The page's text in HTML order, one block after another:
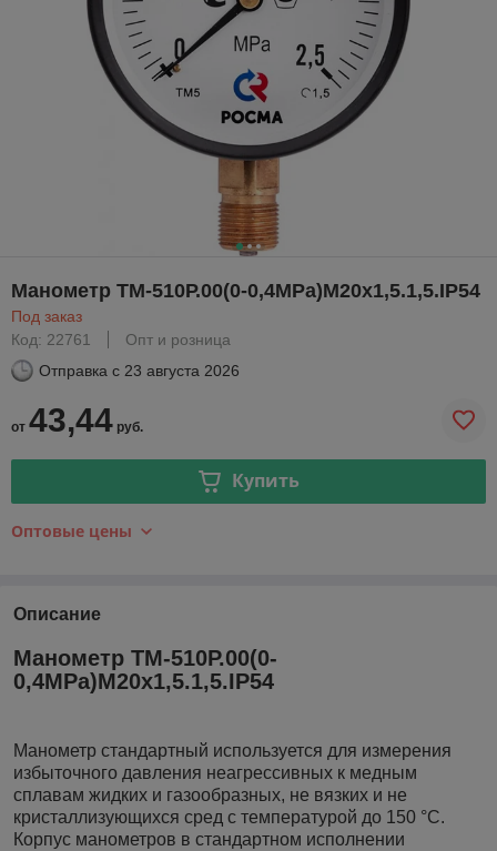
Манометр ТМ-510Р.00(0-0,4МРа)М20х1,5.1,5.IP54
Под заказ
Код: 22761
Опт и розница
Отправка с 23 августа 2026
от 43,44 руб.
Купить
Оптовые цены
Описание
Манометр ТМ-510Р.00(0-
0,4МРа)М20х1,5.1,5.IP54
Манометр стандартный используется для измерения
избыточного давления неагресcивных к медным
сплавам жидких и газообразных, не вязких и не
кристаллизующихся сред с температурой до 150 °C.
Корпус манометров в стандартном исполнении